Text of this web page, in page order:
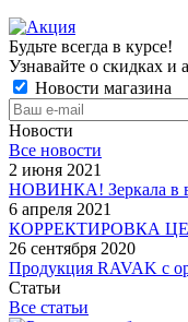
Будьте всегда в курсе!
Узнавайте о скидках и
Новости магазина
Новости
Все новости
2 июня 2021
НОВИНКА! Зеркала в
6 апреля 2021
КОРРЕКТИРОВКА
26 сентября 2020
Продукция RAVAK с
Статьи
Все статьи